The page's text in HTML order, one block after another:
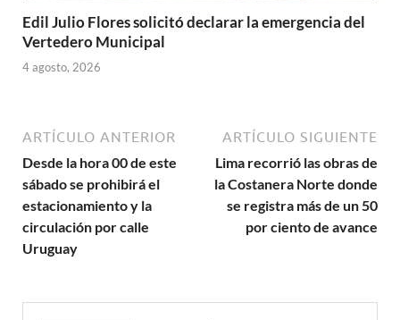
Edil Julio Flores solicitó declarar la emergencia del
Vertedero Municipal
4 agosto, 2026
ARTÍCULO ANTERIOR
Desde la hora 00 de este
sábado se prohibirá el
estacionamiento y la
circulación por calle
Uruguay
ARTÍCULO SIGUIENTE
Lima recorrió las obras de
la Costanera Norte donde
se registra más de un 50
por ciento de avance